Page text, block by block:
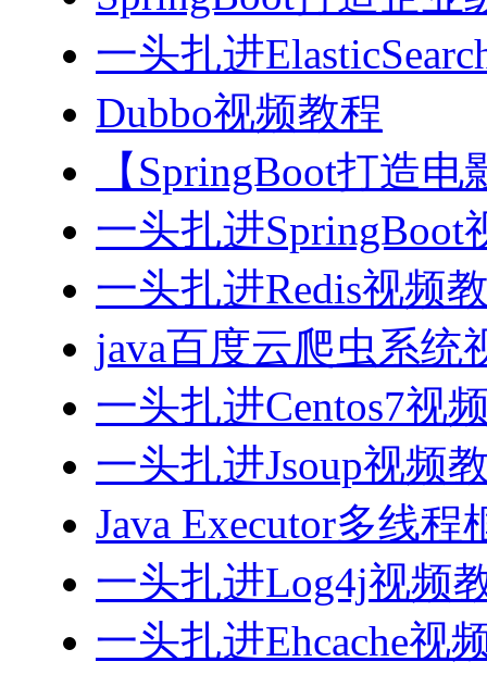
一头扎进
Dubbo视频教程
【SpringBoot打造
一头扎进SpringBoot
一头扎进Redis视频
java百度云爬虫系统
一头扎进Centos7视
一头扎进Jsoup视频
Java Executor多线
一头扎进Log4j视频
一头扎进Ehcache视